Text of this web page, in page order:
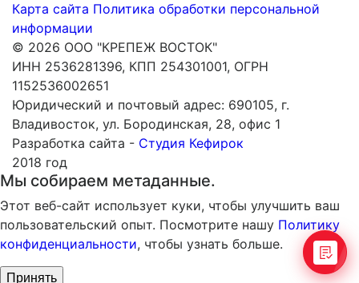
Карта сайта Политика обработки персональной
информации
© 2026 ООО "КРЕПЕЖ ВОСТОК"
ИНН 2536281396, КПП 254301001, ОГРН
1152536002651
Юридический и почтовый адрес: 690105, г.
Владивосток, ул. Бородинская, 28, офис 1
Разработка сайта - Студия Кефирок
2018 год
Мы собираем метаданные.
Этот веб-сайт использует куки, чтобы улучшить ваш
пользовательский опыт. Посмотрите нашу Политику
конфиденциальности, чтобы узнать больше.
Принять